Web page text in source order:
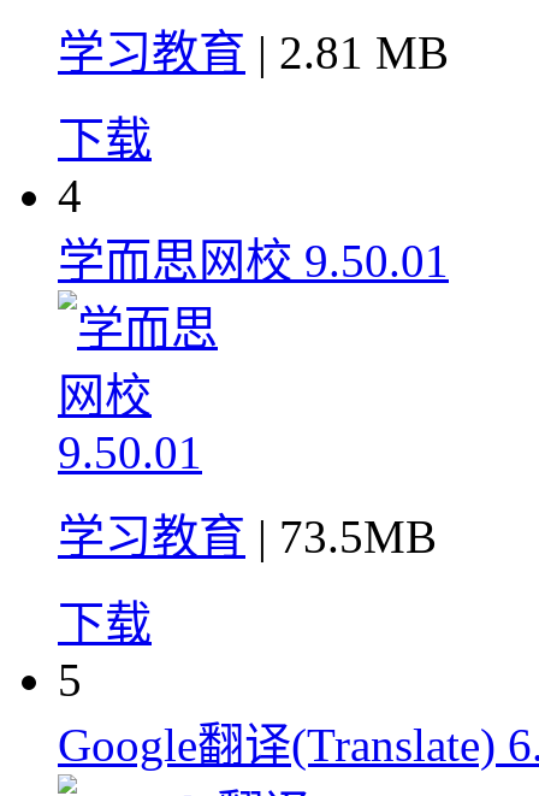
学习教育 | 2.81 MB
下载
4
学而思网校 9.50.01
学习教育 | 73.5MB
下载
5
Google翻译(Translate)